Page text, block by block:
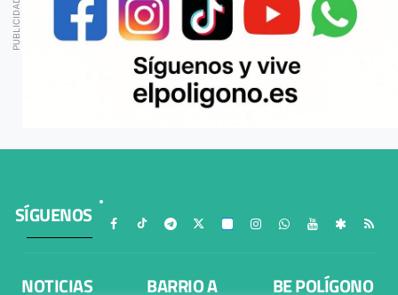
SÍGUENOS
NOTICIAS BARRIO A BE POLÍGONO